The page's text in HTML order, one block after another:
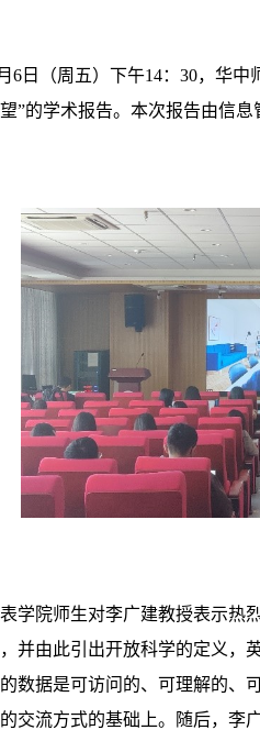
6日（周五）下午14：30，华
”的学术报告。本次报告由信
学院师生对李广建教授表示热
并由此引出开放科学的定义，
数据是可访问的、可理解的、
交流方式的基础上。随后，